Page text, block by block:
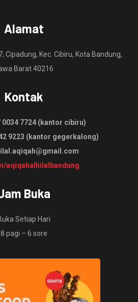
Alamat
Cipadung, Kec. Cibiru, Kota Bandung,
Barat 40216
Kontak
0034 7724 (kantor cibiru)
9223 (kantor gegerkalong)
aqiqahalhilalbandung
Buka
Setiap Hari
8 pagi – 6 sore